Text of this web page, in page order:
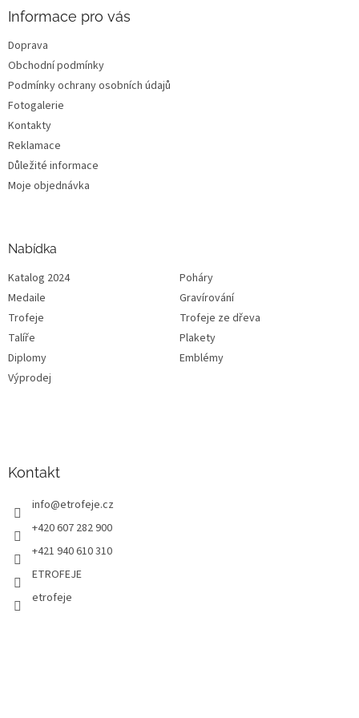
Informace pro vás
Doprava
Obchodní podmínky
Podmínky ochrany osobních údajů
Fotogalerie
Kontakty
Reklamace
Důležité informace
Moje objednávka
Nabídka
Katalog 2024
Poháry
Medaile
Gravírování
Trofeje
Trofeje ze dřeva
Talíře
Plakety
Diplomy
Emblémy
Výprodej
Kontakt
info@etrofeje.cz
+420 607 282 900
+421 940 610 310
ETROFEJE
etrofeje